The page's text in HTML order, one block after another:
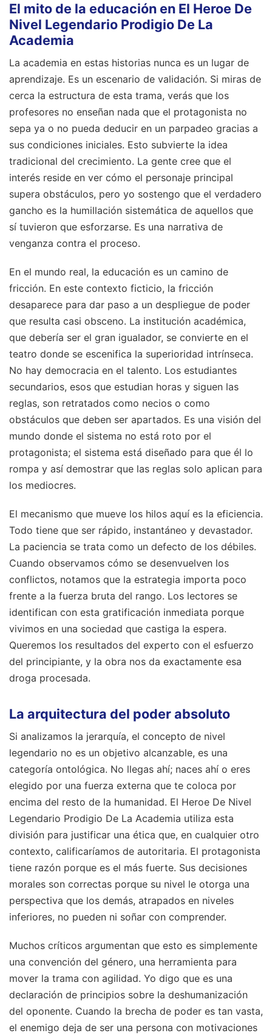
El mito de la educación en El Heroe De
Nivel Legendario Prodigio De La
Academia
La academia en estas historias nunca es un lugar de
aprendizaje. Es un escenario de validación. Si miras de
cerca la estructura de esta trama, verás que los
profesores no enseñan nada que el protagonista no
sepa ya o no pueda deducir en un parpadeo gracias a
sus condiciones iniciales. Esto subvierte la idea
tradicional del crecimiento. La gente cree que el
interés reside en ver cómo el personaje principal
supera obstáculos, pero yo sostengo que el verdadero
gancho es la humillación sistemática de aquellos que
sí tuvieron que esforzarse. Es una narrativa de
venganza contra el proceso.
En el mundo real, la educación es un camino de
fricción. En este contexto ficticio, la fricción
desaparece para dar paso a un despliegue de poder
que resulta casi obsceno. La institución académica,
que debería ser el gran igualador, se convierte en el
teatro donde se escenifica la superioridad intrínseca.
No hay democracia en el talento. Los estudiantes
secundarios, esos que estudian horas y siguen las
reglas, son retratados como necios o como
obstáculos que deben ser apartados. Es una visión del
mundo donde el sistema no está roto por el
protagonista; el sistema está diseñado para que él lo
rompa y así demostrar que las reglas solo aplican para
los mediocres.
El mecanismo que mueve los hilos aquí es la eficiencia.
Todo tiene que ser rápido, instantáneo y devastador.
La paciencia se trata como un defecto de los débiles.
Cuando observamos cómo se desenvuelven los
conflictos, notamos que la estrategia importa poco
frente a la fuerza bruta del rango. Los lectores se
identifican con esta gratificación inmediata porque
vivimos en una sociedad que castiga la espera.
Queremos los resultados del experto con el esfuerzo
del principiante, y la obra nos da exactamente esa
droga procesada.
La arquitectura del poder absoluto
Si analizamos la jerarquía, el concepto de nivel
legendario no es un objetivo alcanzable, es una
categoría ontológica. No llegas ahí; naces ahí o eres
elegido por una fuerza externa que te coloca por
encima del resto de la humanidad. El Heroe De Nivel
Legendario Prodigio De La Academia utiliza esta
división para justificar una ética que, en cualquier otro
contexto, calificaríamos de autoritaria. El protagonista
tiene razón porque es el más fuerte. Sus decisiones
morales son correctas porque su nivel le otorga una
perspectiva que los demás, atrapados en niveles
inferiores, no pueden ni soñar con comprender.
Muchos críticos argumentan que esto es simplemente
una convención del género, una herramienta para
mover la trama con agilidad. Yo digo que es una
declaración de principios sobre la deshumanización
del oponente. Cuando la brecha de poder es tan vasta,
el enemigo deja de ser una persona con motivaciones